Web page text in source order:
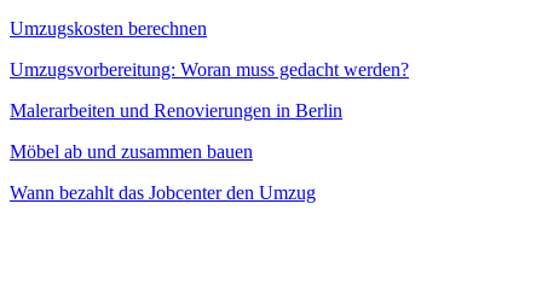
Umzugskosten berechnen
Umzugsvorbereitung: Woran muss gedacht werden?
Malerarbeiten und Renovierungen in Berlin
Möbel ab und zusammen bauen
Wann bezahlt das Jobcenter den Umzug